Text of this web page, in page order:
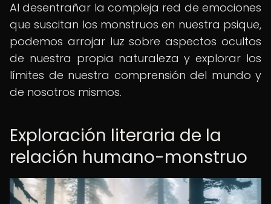
Al desentrañar la compleja red de emociones
que suscitan los monstruos en nuestra psique,
podemos arrojar luz sobre aspectos ocultos
de nuestra propia naturaleza y explorar los
límites de nuestra comprensión del mundo y
de nosotros mismos.
Exploración literaria de la
relación humano-monstruo